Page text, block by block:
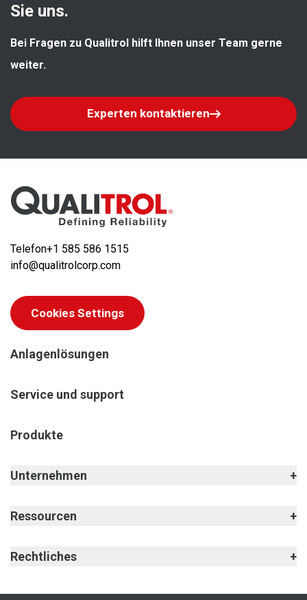
Sie uns.
Bei Fragen zu Qualitrol hilft Ihnen unser Team gerne
weiter.
Experten kontaktieren
Telefon+1 585 586 1515
info@qualitrolcorp.com
Cookies Settings
Anlagenlösungen
Service und support
Produkte
Unternehmen
Ressourcen
Rechtliches